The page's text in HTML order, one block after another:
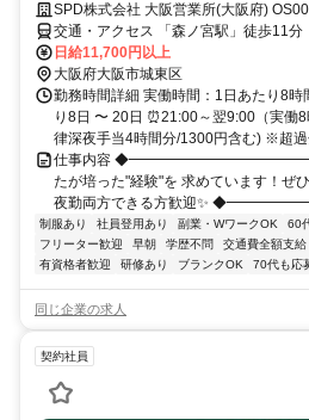
SPD株式会社 大阪営業所(大阪府)
交通・アクセス 「森ノ宮駅」徒歩11分
日給11,700円以上
大阪府大阪市城東区
勤務時間詳細 実働時間：1日あたり8時
り8日 〜 20日 ⏰21:00～翌9:00（実
律深夜手当4時間分/1300円含む) ※超過
仕事内容
たが培った"経験"を 求めています！ぜ
夜勤両方できる方歓迎✨
制服あり 社員登用あり 副業・WワークOK 60
フリーター歓迎
早朝 学歴不問 交通費全額支給
有資格者歓迎
研修あり ブランクOK 70代も応
同じ企業の求人
契約社員